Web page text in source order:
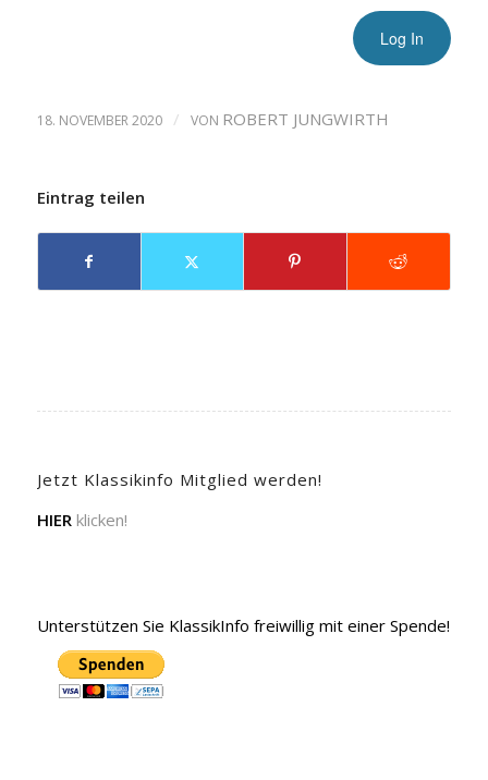
18. NOVEMBER 2020 / VON ROBERT JUNGWIRTH
Eintrag teilen
Jetzt Klassikinfo Mitglied werden!
HIER klicken!
Unterstützen Sie KlassikInfo freiwillig mit einer Spende!